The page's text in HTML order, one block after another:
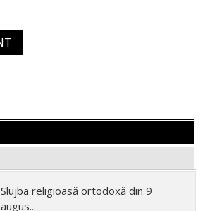
Slujba religioasă ortodoxă din 9
augus...